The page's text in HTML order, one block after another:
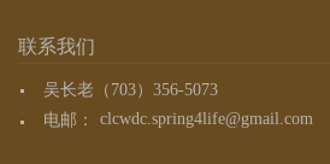
联系我们
吴长老（703）356-5073
电邮：
clcwdc.spring4life@gmail.com